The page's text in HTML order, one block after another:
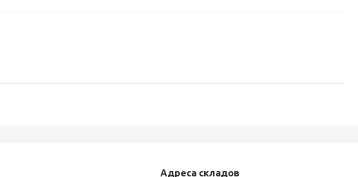
Адреса складов